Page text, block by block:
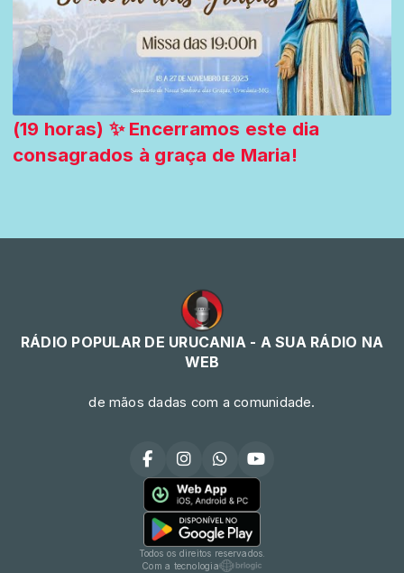
(19 horas) ✨ Encerramos este dia
consagrados à graça de Maria!
RÁDIO POPULAR DE URUCANIA - A SUA RÁDIO NA
WEB
de mãos dadas com a comunidade.
Todos os direitos reservados.
Com a tecnologia